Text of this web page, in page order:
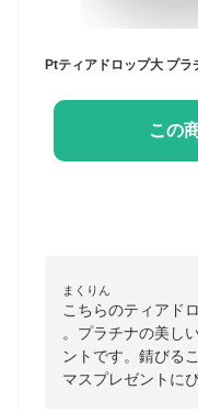
この
まくりん
こちらのティアド
。プラチナの美し
ントです。錆びる
マスプレゼントに